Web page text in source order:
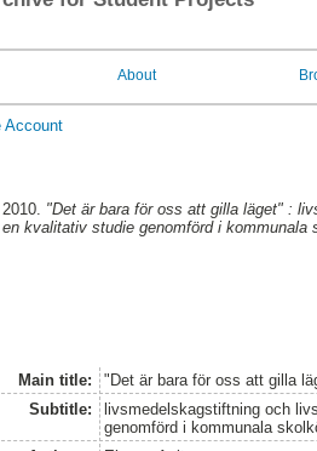
About
Account
"Det är bara för oss att gilla läget" :
kvalitativ studie genomförd i kommunala
Main title:
"Det är bara för oss att gilla
Subtitle:
livsmedelskagstiftning och
genomförd i kommunala